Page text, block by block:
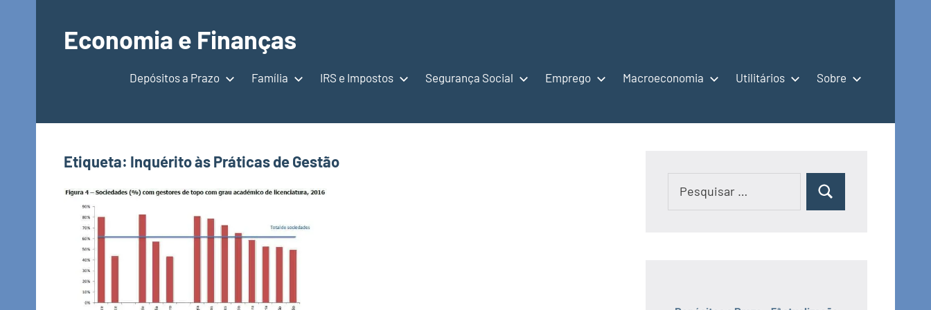
Economia e Finanças
Depósitos
Finanças
Calendários
Depósitos a Prazo Família IRS e Impostos Segurança Social Emprego Macroeconomia Utilitários Sobre
Etiqueta: Inquérito às Práticas de Gestão
Pesquisar